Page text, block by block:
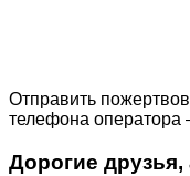
Отправить
телефона
Дорогие